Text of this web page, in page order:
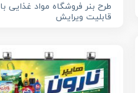
طرح بنر فروشگاه مواد غذایی با
قابلیت ویرایش